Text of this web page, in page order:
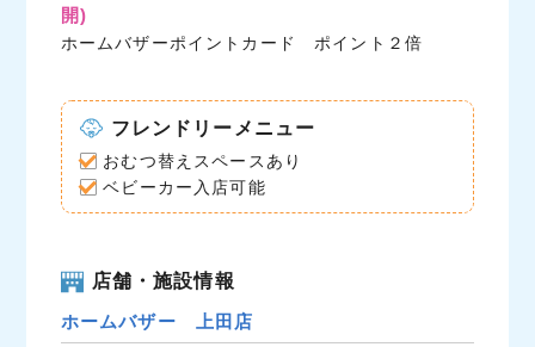
o
r
開)
ホームバザーポイントカード ポイント２倍
フレンドリーメニュー
おむつ替えスペースあり
ベビーカー入店可能
店舗・施設情報
ホームバザー 上田店